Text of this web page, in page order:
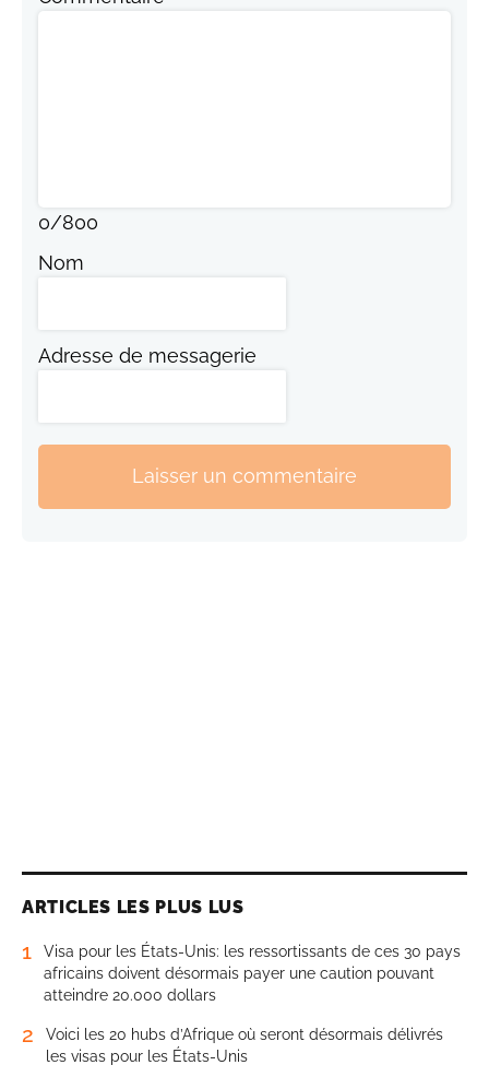
0/800
Nom
Adresse de messagerie
Laisser un commentaire
ARTICLES LES PLUS LUS
1
Visa pour les États-Unis: les ressortissants de ces 30 pays
africains doivent désormais payer une caution pouvant
atteindre 20.000 dollars
2
Voici les 20 hubs d’Afrique où seront désormais délivrés
les visas pour les États-Unis